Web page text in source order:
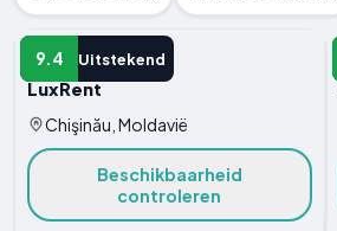
9.4 Uitstekend
APPARTEMENT
LuxRent
Chişinău, Moldavië
Beschikbaarheid
controleren